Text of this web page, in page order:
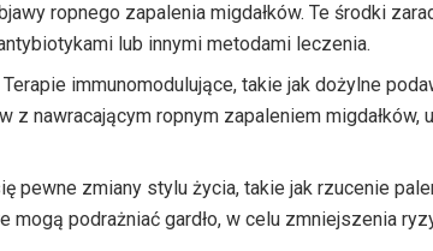
ropnego zapalenia migdałków. Te środki
lub innymi metodami leczenia.
immunomodulujące, takie jak dożylne
z nawracającym ropnym zapaleniem migdałków,
pewne zmiany stylu życia, takie jak rzucenie
mogą podrażniać gardło, w celu zmniejszenia